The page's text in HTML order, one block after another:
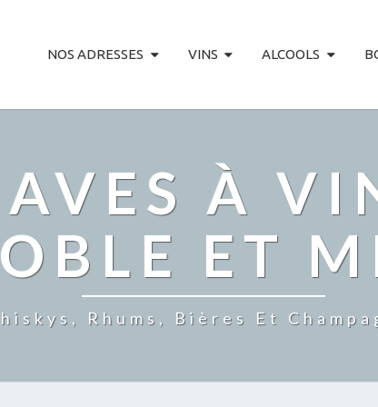
NOS ADRESSES VINS ALCOOLS
À
ET
Rhums, Bières Et